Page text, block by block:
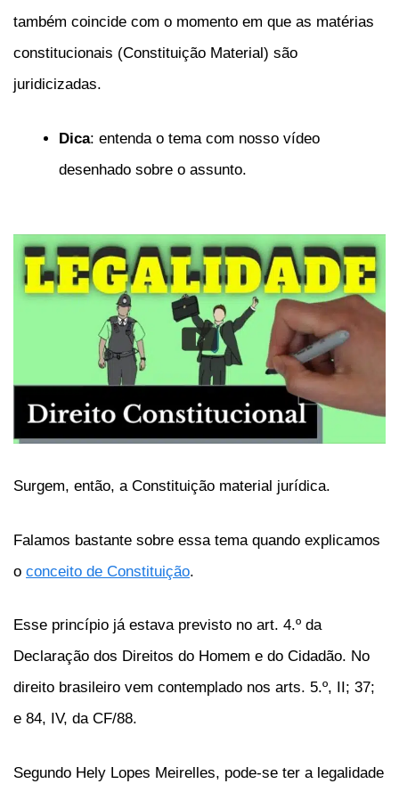
também coincide com o momento em que as matérias
constitucionais (Constituição Material) são
juridicizadas.
Dica: entenda o tema com nosso vídeo
desenhado sobre o assunto.
Surgem, então, a Constituição material jurídica.
Falamos bastante sobre essa tema quando explicamos
o conceito de Constituição.
Esse princípio já estava previsto no art. 4.º da
Declaração dos Direitos do Homem e do Cidadão. No
direito brasileiro vem contemplado nos arts. 5.º, II; 37;
e 84, IV, da CF/88.
Segundo Hely Lopes Meirelles, pode-se ter a legalidade